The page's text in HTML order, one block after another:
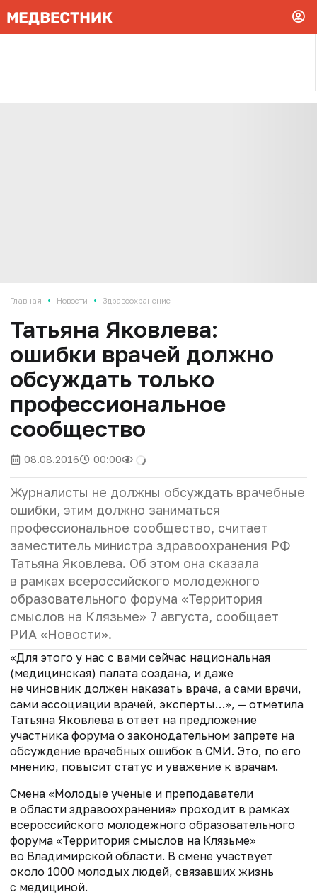
Главная • Новости • Здравоохранение
Татьяна Яковлева:
ошибки врачей должно
обсуждать только
профессиональное
сообщество
08.08.2016 00:00
Журналисты не должны обсуждать врачебные
ошибки, этим должно заниматься
профессиональное сообщество, считает
заместитель министра здравоохранения РФ
Татьяна Яковлева. Об этом она сказала
в рамках всероссийского молодежного
образовательного форума «Территория
смыслов на Клязьме» 7 августа, сообщает
РИА «Новости».
«Для этого у нас с вами сейчас национальная
(медицинская) палата создана, и даже
не чиновник должен наказать врача, а сами врачи,
сами ассоциации врачей, эксперты…», — отметила
Татьяна Яковлева в ответ на предложение
участника форума о законодательном запрете на
обсуждение врачебных ошибок в СМИ. Это, по его
мнению, повысит статус и уважение к врачам.
Смена «Молодые ученые и преподаватели
в области здравоохранения» проходит в рамках
всероссийского молодежного образовательного
форума «Территория смыслов на Клязьме»
во Владимирской области. В смене участвует
около 1000 молодых людей, связавших жизнь
с медициной.